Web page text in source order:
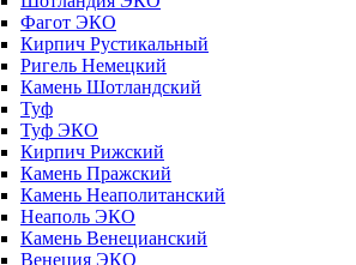
Фагот ЭКО
Кирпич Рустикальный
Ригель Немецкий
Камень Шотландский
Туф
Туф ЭКО
Кирпич Рижский
Камень Пражский
Камень Неаполитанский
Неаполь ЭКО
Камень Венецианский
Венеция ЭКО